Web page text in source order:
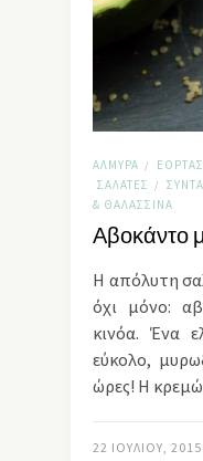
ΑΛΜΥΡΆ /
ΣΑΛΆΤΕΣ /
& ΘΑΛΑΣΣΙΝΆ
Αβοκάντο
Η απόλυτη
όχι μόνο:
κινόα. Ένα
εύκολο,
ώρες! Η
22 ΙΟΥΛΊΟΥ, 2015